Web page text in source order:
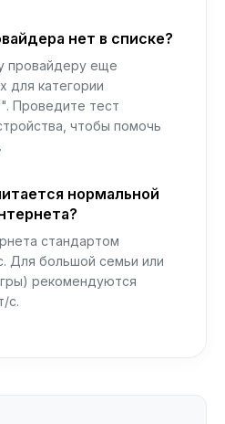
нет в списке?
провайдеру еще
для категории
Проведите тест
чтобы помочь
нормальной
стандартом
Для большой семьи или
рекомендуются
с.